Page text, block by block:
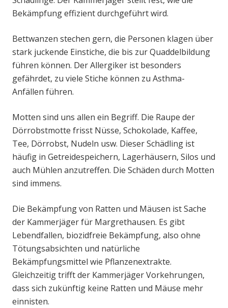
Bekämpfung effizient durchgeführt wird.
Bettwanzen stechen gern, die Personen klagen über
stark juckende Einstiche, die bis zur Quaddelbildung
führen können. Der Allergiker ist besonders
gefährdet, zu viele Stiche können zu Asthma-
Anfällen führen.
Motten sind uns allen ein Begriff. Die Raupe der
Dörrobstmotte frisst Nüsse, Schokolade, Kaffee,
Tee, Dörrobst, Nudeln usw. Dieser Schädling ist
häufig in Getreidespeichern, Lagerhäusern, Silos und
auch Mühlen anzutreffen. Die Schäden durch Motten
sind immens.
Die Bekämpfung von Ratten und Mäusen ist Sache
der Kammerjäger für Margrethausen. Es gibt
Lebendfallen, biozidfreie Bekämpfung, also ohne
Tötungsabsichten und natürliche
Bekämpfungsmittel wie Pflanzenextrakte.
Gleichzeitig trifft der Kammerjäger Vorkehrungen,
dass sich zukünftig keine Ratten und Mäuse mehr
einnisten.